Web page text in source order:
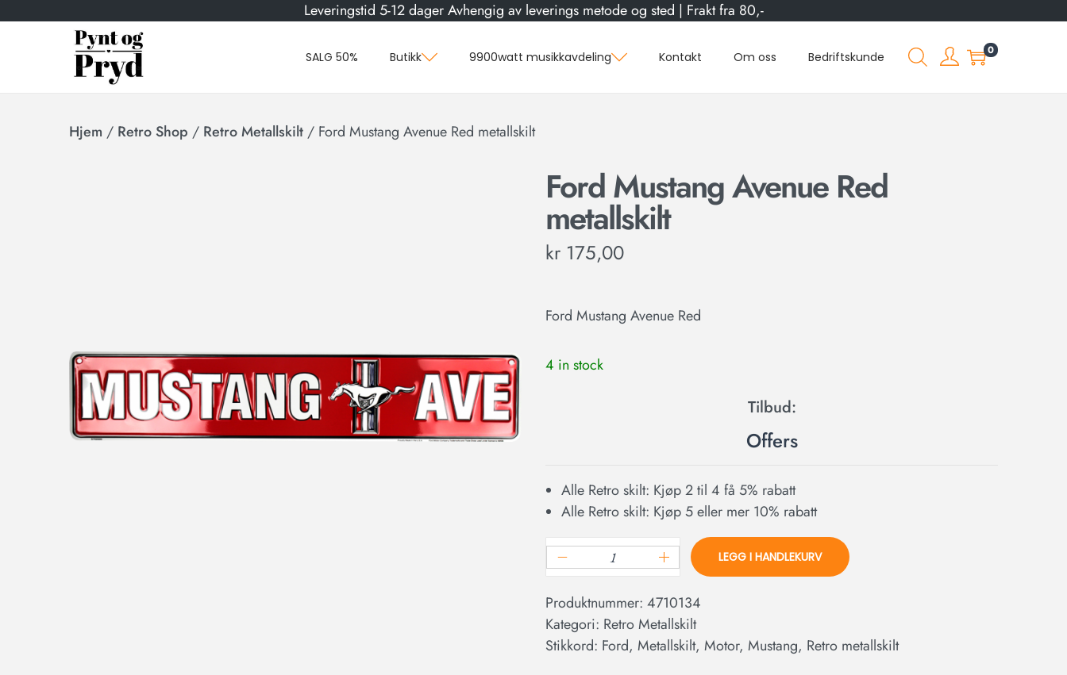
Leveringstid 5-12 dager Avhengig av leverings metode og sted | Frakt fra 80,-
SALG 50% Butikk 9900watt musikkavdeling Kontakt Om oss Bedriftskunde 0
Hjem / Retro Shop / Retro Metallskilt / Ford Mustang Avenue Red metallskilt
Ford Mustang Avenue Red
metallskilt
kr 175,00
Ford Mustang Avenue Red
4 in stock
Offers
Alle Retro skilt: Kjøp 2 til 4 få 5% rabatt
Alle Retro skilt: Kjøp 5 eller mer 10% rabatt
LEGG I HANDLEKURV
Produktnummer: 4710134
Kategori: Retro Metallskilt
Stikkord: Ford, Metallskilt, Motor, Mustang, Retro metallskilt